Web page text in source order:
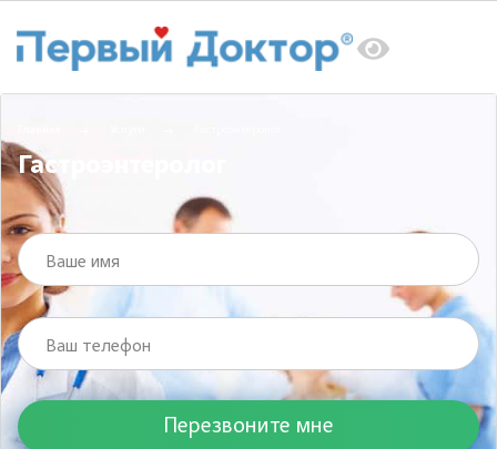
Гастроэнтеролог
Ваше имя
Ваш телефон